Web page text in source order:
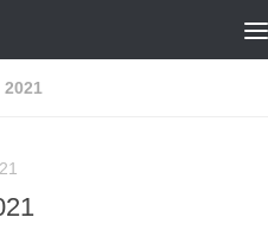
2021